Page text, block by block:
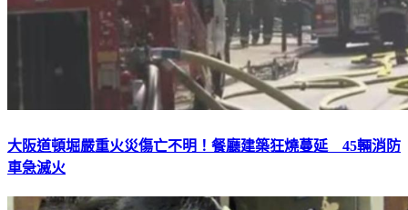
大阪道頓堀嚴重火災傷亡不明！餐廳建築狂燒蔓延 45輛消防
車急滅火